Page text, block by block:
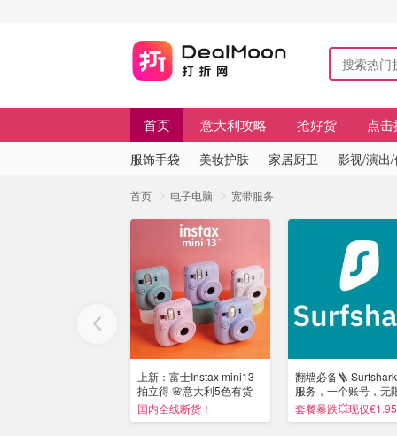
首页 意大利攻略 抢好货 点
服饰手袋 美妆护肤 家居厨卫 影视/演出
首页 电子电脑 宽带服务
上新：富士Instax mini13
拍立得 🌸意大利5色有货
国内全线断货！
翻墙必备🪜
服务，一个账号，无
备！
套餐暴跌💥现仅